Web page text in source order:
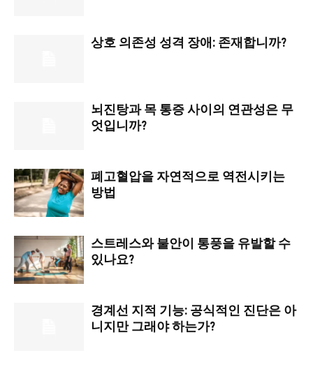
상호 의존성 성격 장애: 존재합니까?
뇌진탕과 목 통증 사이의 연관성은 무
엇입니까?
폐고혈압을 자연적으로 역전시키는
방법
스트레스와 불안이 통풍을 유발할 수
있나요?
경계선 지적 기능: 공식적인 진단은 아
니지만 그래야 하는가?